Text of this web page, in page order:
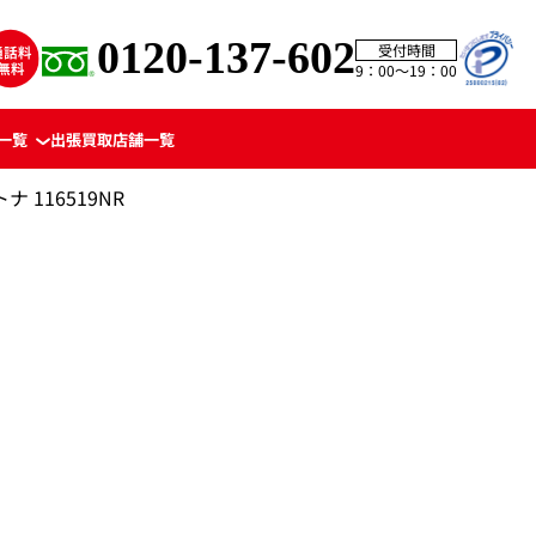
0120-137-602
受付時間
9：00〜19：00
覧 出張買取店舗一覧
ナ 116519NR